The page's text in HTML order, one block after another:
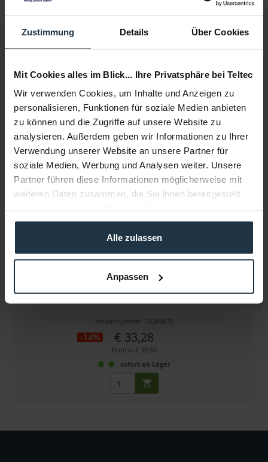
Zustimmung Details Über Cookies
Mit Cookies alles im Blick... Ihre Privatsphäre bei Teltec
Wir verwenden Cookies, um Inhalte und Anzeigen zu
personalisieren, Funktionen für soziale Medien anbieten
zu können und die Zugriffe auf unsere Website zu
analysieren. Außerdem geben wir Informationen zu Ihrer
Verwendung unserer Website an unsere Partner für
soziale Medien, Werbung und Analysen weiter. Unsere
Partner führen diese Informationen möglicherweise mit
weiteren Daten zusammen, die Sie ihnen bereitgestellt
gesammelt haben.
Alle zulassen
Anpassen
Infos zu Hersteller & Produktsicherheit
Folgende Infos zum Hersteller sind verfübar......
Weitere Artikel von Zoom ansehen
Wireless Bluetooth Adapter für F6
Artikelnummer: 12286675
-14% € 33,28
Brutto: € 39,60
sofort ab Lager